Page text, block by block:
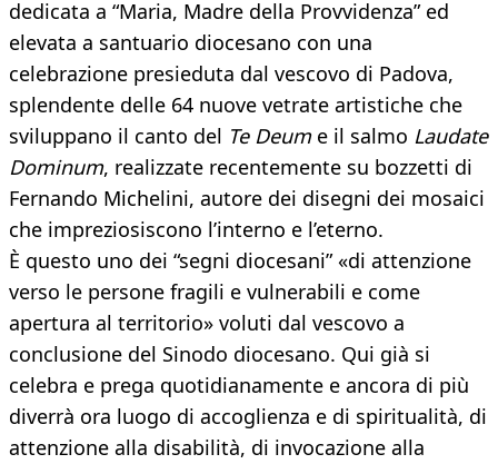
dedicata a “Maria, Madre della Provvidenza” ed
elevata a santuario diocesano con una
celebrazione presieduta dal vescovo di Padova,
splendente delle 64 nuove vetrate artistiche che
sviluppano il canto del Te Deume il salmo Laudate
Dominum, realizzate recentemente su bozzetti di
Fernando Michelini, autore dei disegni dei mosaici
che impreziosiscono l’interno e l’eterno.
È questo uno dei “segni diocesani” «di attenzione
verso le persone fragili e vulnerabili e come
apertura al territorio» voluti dal vescovo a
conclusione del Sinodo diocesano. Qui già si
celebra e prega quotidianamente e ancora di più
diverrà ora luogo di accoglienza e di spiritualità, di
attenzione alla disabilità, di invocazione alla